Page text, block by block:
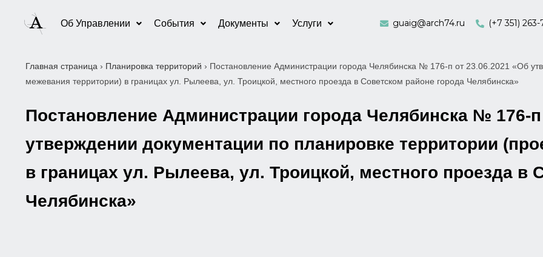
Об Управлении События Документы Услуги guaig@arch74.ru (+7 351)
Главная страница › Планировка территорий › Постановление Администрации города Челябинска № 176-п от 23.06.2021 «Об
межевания территории) в границах ул. Рылеева, ул. Троицкой, местного проезда в Советском районе города Челябинска»
Постановление Администрации города Челябинска № 176-
утверждении документации по планировке территории
в границах ул. Рылеева, ул. Троицкой, местного проезда в
Челябинска»